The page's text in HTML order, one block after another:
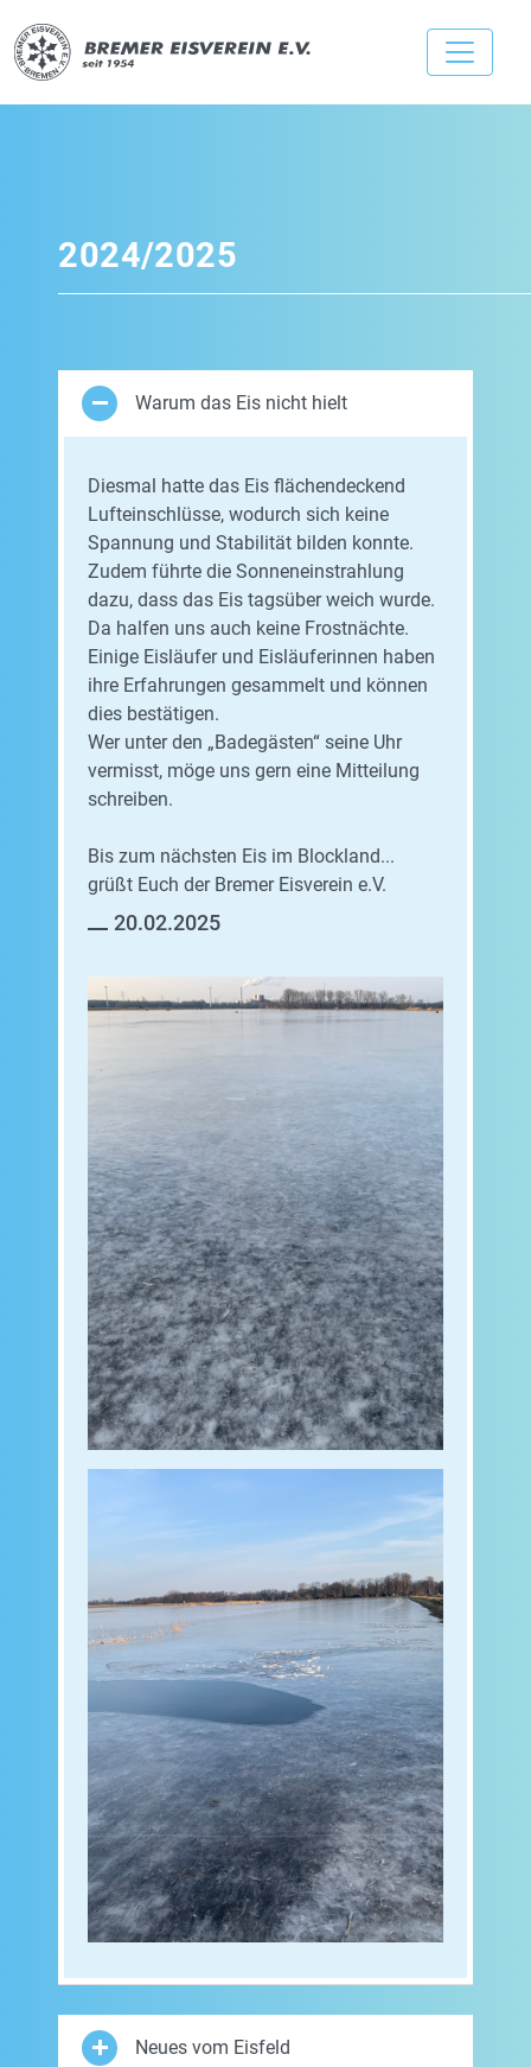
2024/2025
Warum das Eis nicht hielt
Diesmal hatte das Eis flächendeckend
Lufteinschlüsse, wodurch sich keine
Spannung und Stabilität bilden konnte.
Zudem führte die Sonneneinstrahlung
dazu, dass das Eis tagsüber weich wurde.
Da halfen uns auch keine Frostnächte.
Einige Eisläufer und Eisläuferinnen haben
ihre Erfahrungen gesammelt und können
dies bestätigen.
Wer unter den „Badegästen“ seine Uhr
vermisst, möge uns gern eine Mitteilung
schreiben.
Bis zum nächsten Eis im Blockland...
grüßt Euch der Bremer Eisverein e.V.
20.02.2025
Neues vom Eisfeld